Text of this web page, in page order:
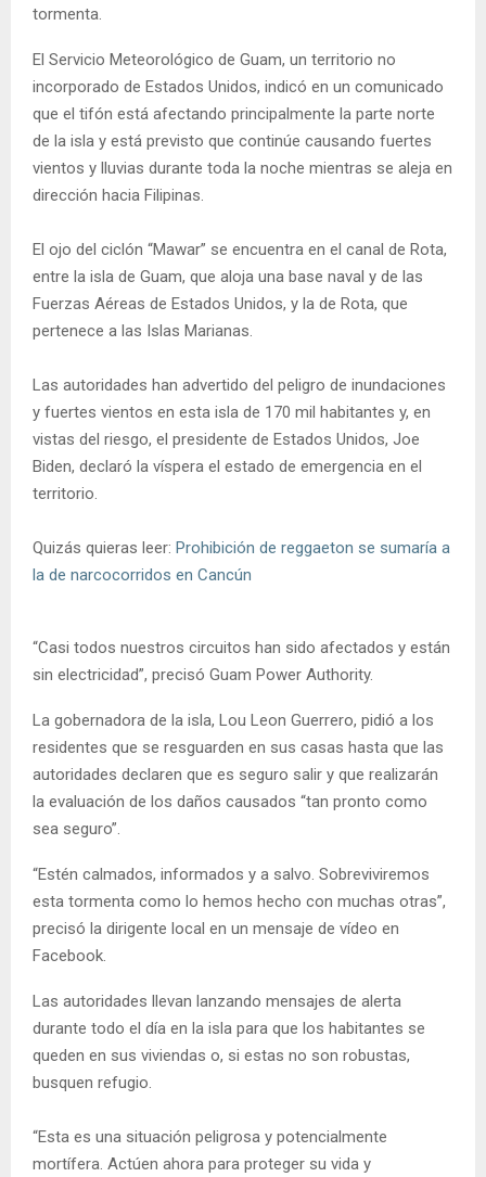
tormenta.
El Servicio Meteorológico de Guam, un territorio no
incorporado de Estados Unidos, indicó en un comunicado
que el tifón está afectando principalmente la parte norte
de la isla y está previsto que continúe causando fuertes
vientos y lluvias durante toda la noche mientras se aleja en
dirección hacia Filipinas.
El ojo del ciclón “Mawar” se encuentra en el canal de Rota,
entre la isla de Guam, que aloja una base naval y de las
Fuerzas Aéreas de Estados Unidos, y la de Rota, que
pertenece a las Islas Marianas.
Las autoridades han advertido del peligro de inundaciones
y fuertes vientos en esta isla de 170 mil habitantes y, en
vistas del riesgo, el presidente de Estados Unidos, Joe
Biden, declaró la víspera el estado de emergencia en el
territorio.
Quizás quieras leer: Prohibición de reggaeton se sumaría a
la de narcocorridos en Cancún
“Casi todos nuestros circuitos han sido afectados y están
sin electricidad”, precisó Guam Power Authority.
La gobernadora de la isla, Lou Leon Guerrero, pidió a los
residentes que se resguarden en sus casas hasta que las
autoridades declaren que es seguro salir y que realizarán
la evaluación de los daños causados “tan pronto como
sea seguro”.
“Estén calmados, informados y a salvo. Sobreviviremos
esta tormenta como lo hemos hecho con muchas otras”,
precisó la dirigente local en un mensaje de vídeo en
Facebook.
Las autoridades llevan lanzando mensajes de alerta
durante todo el día en la isla para que los habitantes se
queden en sus viviendas o, si estas no son robustas,
busquen refugio.
“Esta es una situación peligrosa y potencialmente
mortífera. Actúen ahora para proteger su vida y